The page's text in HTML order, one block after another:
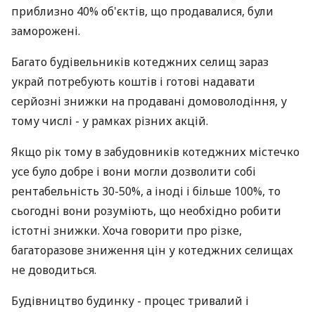
приблизно 40% об'єктів, що продавалися, були
заморожені.
Багато будівельників котеджних селищ зараз
украй потребують коштів і готові надавати
серйозні знижки на продавані домоволодіння, у
тому числі - у рамках різних акцій.
Якщо рік тому в забудовників котеджних містечко
усе було добре і вони могли дозволити собі
рентабельність 30-50%, а іноді і більше 100%, то
сьогодні вони розуміють, що необхідно робити
істотні знижки. Хоча говорити про різке,
багаторазове зниження цін у котеджних селищах
не доводиться.
Будівництво будинку - процес тривалий і